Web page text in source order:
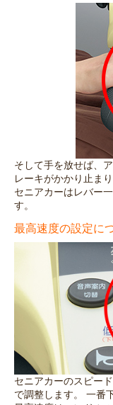
そして手を放せば、
レーキがかかり止まり
セニアカーはレバー
す。
最高速度の設定に
セニアカーのスピー
で調整します。 一番